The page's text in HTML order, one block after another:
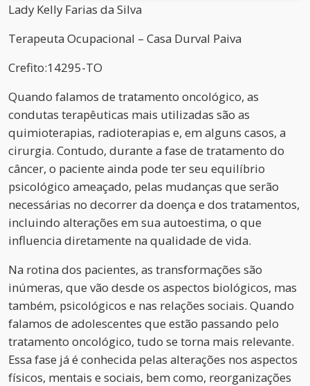
Lady Kelly Farias da Silva
Terapeuta Ocupacional – Casa Durval Paiva
Crefito:14295-TO
Quando falamos de tratamento oncológico, as
condutas terapêuticas mais utilizadas são as
quimioterapias, radioterapias e, em alguns casos, a
cirurgia. Contudo, durante a fase de tratamento do
câncer, o paciente ainda pode ter seu equilíbrio
psicológico ameaçado, pelas mudanças que serão
necessárias no decorrer da doença e dos tratamentos,
incluindo alterações em sua autoestima, o que
influencia diretamente na qualidade de vida.
Na rotina dos pacientes, as transformações são
inúmeras, que vão desde os aspectos biológicos, mas
também, psicológicos e nas relações sociais. Quando
falamos de adolescentes que estão passando pelo
tratamento oncológico, tudo se torna mais relevante.
Essa fase já é conhecida pelas alterações nos aspectos
físicos, mentais e sociais, bem como, reorganizações